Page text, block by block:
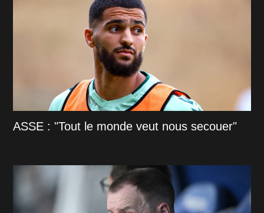
ASSE : "Tout le monde veut nous secouer"